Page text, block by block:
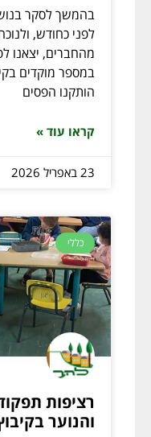
בהמשך לסקר
לפני כחודש,
מהחברים, יצאנו
במספר מוקדים
הותקנו הפסים
קראו עוד »
23 באפריל 2026
כללי
רציפות
והנוער